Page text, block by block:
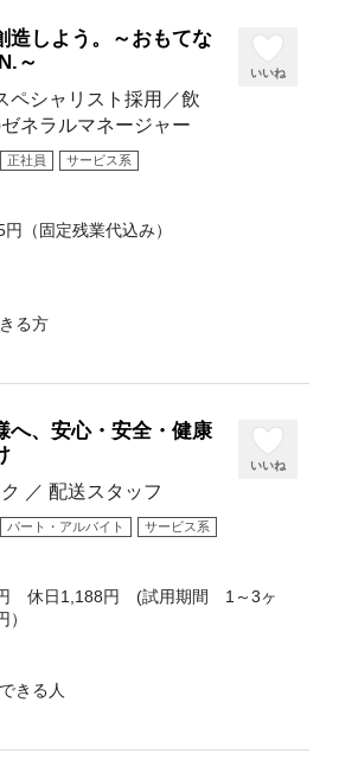
造しよう。～おもてな
～
ペシャリスト採用／飲
ネラルマネージャー
いいね
正社員 サービス系
（固定残業代込み）
る方
へ、安心・安全・健康
／ 配送スタッフ
いいね
パート・アルバイト サービス系
休日1,188円 (試用期間 1～3ヶ
きる人